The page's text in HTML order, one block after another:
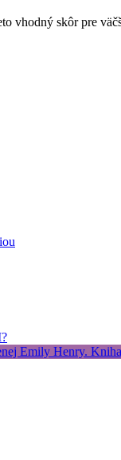
vhodný skôr pre